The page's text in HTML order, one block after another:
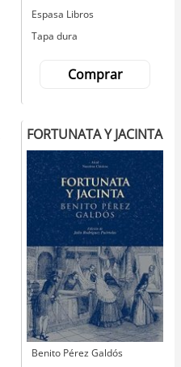
Editorial
Espasa Libros
Tapa dura
Comprar
FORTUNATA Y JACINTA
Autor
Benito Pérez Galdós